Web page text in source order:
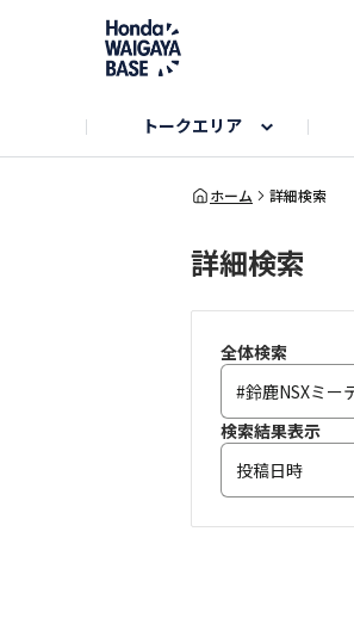
トークエリア
旅とドライブエリア
Nシリーズエリア
インターペット参加者エ
ハロウィンアルバム
未来に残したい日本の絶
自慢のHonda車
お知らせ コミュ
Hondaキャンプ
USER'S VOICE
カーラインアップ
ホーム 詳細検索
詳細検索
全体検索
検索結果表示
投稿日時